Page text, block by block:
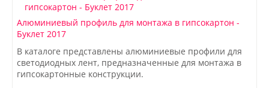
Алюминиевый профиль для монтажа в гипсокартон -
Буклет 2017
В каталоге представлены алюминиевые профили для
светодиодных лент, предназначенные для монтажа в
гипсокартонные конструкции.